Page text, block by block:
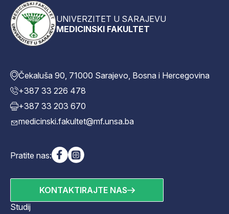
UNIVERZITET U SARAJEVU
MEDICINSKI FAKULTET
Čekaluša 90, 71000 Sarajevo, Bosna i Hercegovina
+387 33 226 478
+387 33 203 670
medicinski.fakultet@mf.unsa.ba
Pratite nas:
KONTAKTIRAJTE NAS
Studij